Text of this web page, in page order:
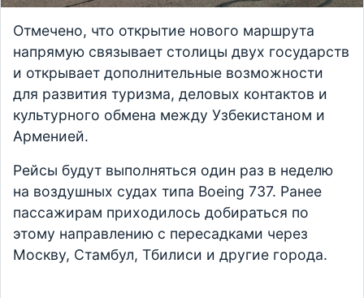
Отмечено, что открытие нового маршрута
напрямую связывает столицы двух государств
и открывает дополнительные возможности
для развития туризма, деловых контактов и
культурного обмена между Узбекистаном и
Арменией.
Рейсы будут выполняться один раз в неделю
на воздушных судах типа Boeing 737. Ранее
пассажирам приходилось добираться по
этому направлению с пересадками через
Москву, Стамбул, Тбилиси и другие города.